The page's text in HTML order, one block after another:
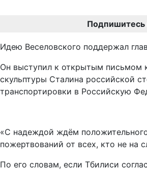
Подпишитесь
Идею Веселовского поддержал
Он выступил к открытым письмом
скульптуры Сталина российской
транспортировки в Российскую
«С надеждой ждём
пожертвований от всех, кто не на
По его словам, если Тбилиси